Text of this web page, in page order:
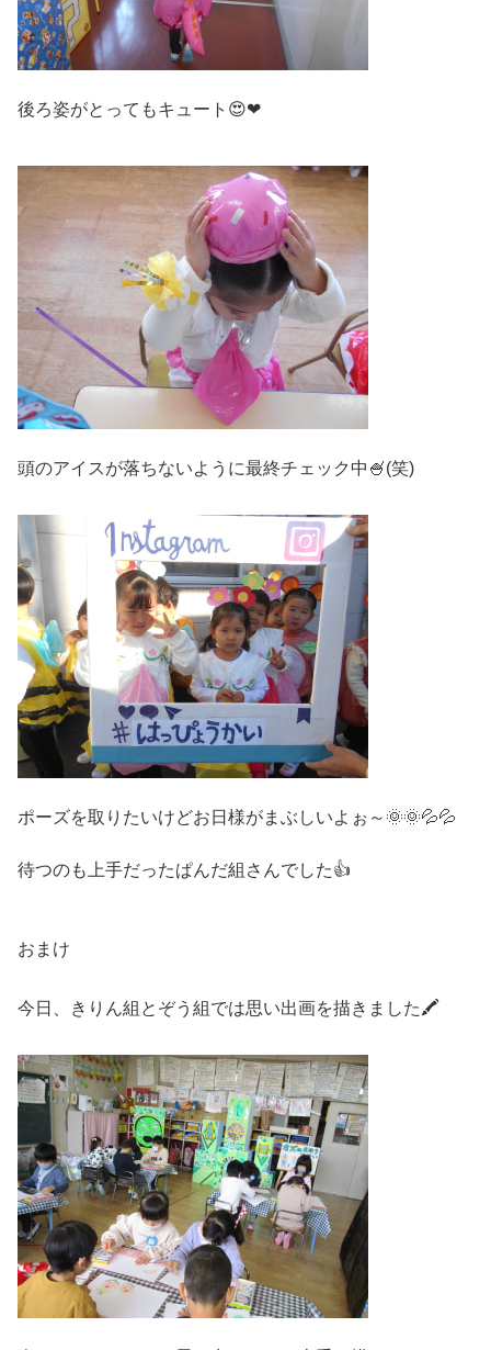
後ろ姿がとってもキュート😍❤
頭のアイスが落ちないように最終チェック中🍧(笑)
ポーズを取りたいけどお日様がまぶしいよぉ～🌞🌞💦💦
待つのも上手だったぱんだ組さんでした👍
おまけ
今日、きりん組とぞう組では思い出画を描きました🖍